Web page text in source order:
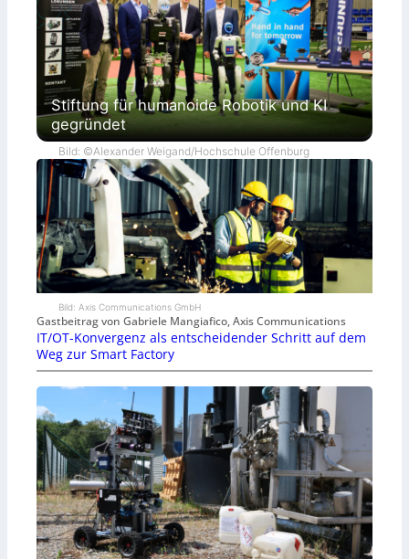
Stiftung für humanoide Robotik und KI
gegründet
Bild: ©Alexander Weigand/Hochschule Offenburg
Bild: Axis Communications GmbH
Gastbeitrag von Gabriele Mangiafico, Axis Communications
IT/OT-Konvergenz als entscheidender Schritt auf dem
Weg zur Smart Factory